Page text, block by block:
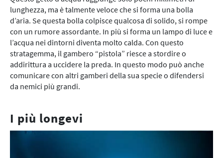
lunghezza, ma è talmente veloce che si forma una bolla
d’aria. Se questa bolla colpisce qualcosa di solido, si rompe
con un rumore assordante. In più si forma un lampo di luce e
l’acqua nei dintorni diventa molto calda. Con questo
stratagemma, il gambero “pistola” riesce a stordire o
addirittura a uccidere la preda. In questo modo può anche
comunicare con altri gamberi della sua specie o difendersi
da nemici più grandi.
I più longevi